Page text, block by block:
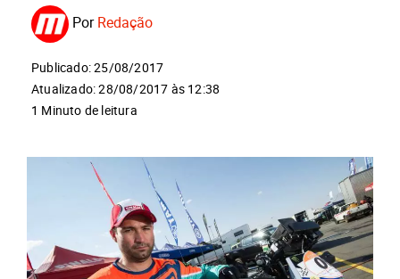
PorRedação
Publicado: 25/08/2017
Atualizado: 28/08/2017 às 12:38
1 Minuto de leitura